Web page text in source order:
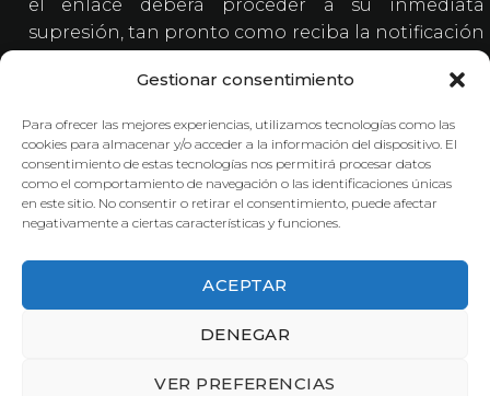
Gestionar consentimiento
Para ofrecer las mejores experiencias, utilizamos tecnologías como las
cookies para almacenar y/o acceder a la información del dispositivo. El
consentimiento de estas tecnologías nos permitirá procesar datos
como el comportamiento de navegación o las identificaciones únicas
en este sitio. No consentir o retirar el consentimiento, puede afectar
negativamente a ciertas características y funciones.
ACEPTAR
DENEGAR
VER PREFERENCIAS
el enlace deberá proceder a su inmediata
supresión, tan pronto como reciba la notificación
Hugo Salais López. No se responsabiliza en modo
alguno ni garantiza la calidad, exactitud,
o servicios que el establecimiento del
hiperenlace pueda ofrecer.
El usuario asume bajo su exclusiva
responsabilidad las consecuencias, daños o
acciones que pudieran derivarse del acceso a la
página web del hiperenlace.